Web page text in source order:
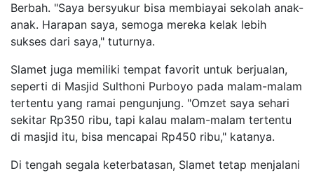
Berbah. "Saya bersyukur bisa membiayai sekolah anak-
anak. Harapan saya, semoga mereka kelak lebih
sukses dari saya," tuturnya.
Slamet juga memiliki tempat favorit untuk berjualan,
seperti di Masjid Sulthoni Purboyo pada malam-malam
tertentu yang ramai pengunjung. "Omzet saya sehari
sekitar Rp350 ribu, tapi kalau malam-malam tertentu
di masjid itu, bisa mencapai Rp450 ribu," katanya.
Di tengah segala keterbatasan, Slamet tetap menjalani